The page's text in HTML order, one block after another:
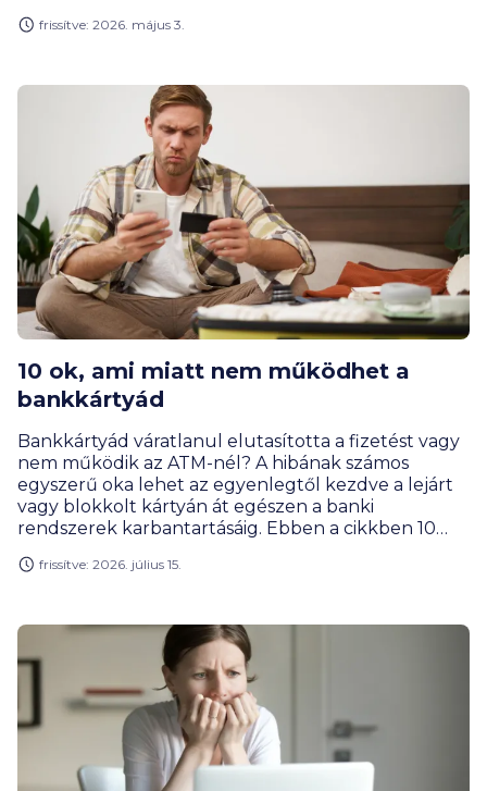
regisztráció lépésről lépésre, és mit tegyünk, ha a
frissítve: 2026. május 3.
10 ok, ami miatt nem működhet a
bankkártyád
Bankkártyád váratlanul elutasította a fizetést vagy
nem működik az ATM-nél? A hibának számos
egyszerű oka lehet az egyenlegtől kezdve a lejárt
vagy blokkolt kártyán át egészen a banki
rendszerek karbantartásáig. Ebben a cikkben 10
megtaláld és orvosold a problémát.
frissítve: 2026. július 15.